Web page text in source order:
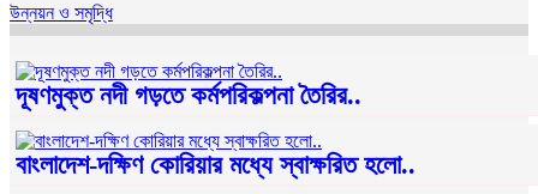
উন্নয়ন ও সমৃদ্ধি
দূষণমুক্ত নদী গড়তে কর্মপরিকল্পনা তৈরির..
বাংলাদেশ-দক্ষিণ কোরিয়ার মধ্যে স্বাক্ষরিত হলো..